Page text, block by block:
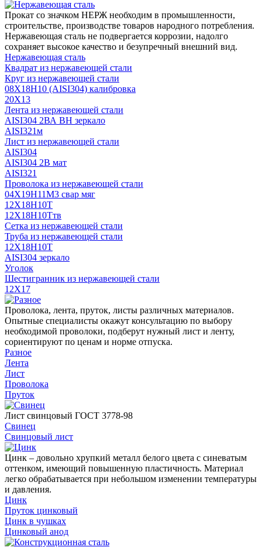
Прокат со значком НЕРЖ необходим в промышленности,
строительстве, производстве товаров народного потребления.
Нержавеющая сталь не подвергается коррозии, надолго
сохраняет высокое качество и безупречный внешний вид.
Нержавеющая сталь
Квадрат из нержавеющей стали
Круг из нержавеющей стали
08Х18Н10 (AISI304) калибровка
20Х13
Лента из нержавеющей стали
AISI304 2ВА ВН зеркало
AISI321м
Лист из нержавеющей стали
AISI304
AISI304 2В мат
AISI321
Проволока из нержавеющей стали
04Х19Н11М3 свар мяг
12Х18Н10Т
12Х18Н10Ттв
Сетка из нержавеющей стали
Труба из нержавеющей стали
12Х18Н10Т
AISI304 зеркало
Уголок
Шестигранник из нержавеющей стали
12Х17
Проволока, лента, пруток, листы различных материалов.
Опытные специалисты окажут консультацию по выбору
необходимой проволоки, подберут нужный лист и ленту,
сориентируют по ценам и норме отпуска.
Разное
Лента
Лист
Проволока
Пруток
Лист свинцовый ГОСТ 3778-98
Свинец
Свинцовый лист
Цинк – довольно хрупкий металл белого цвета с синеватым
оттенком, имеющий повышенную пластичность. Материал
легко обрабатывается при небольшом изменении температуры
и давления.
Цинк
Пруток цинковый
Цинк в чушках
Цинковый анод